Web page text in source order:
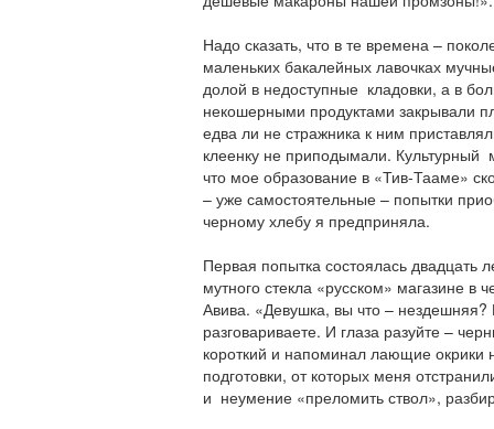
Надо сказать, что в те времена –
маленьких бакалейных лавочках
долой в недоступные кладовки, а в
некошерными продуктами закрывали
едва ли не стражника к ним
клеенку не приподымали.
что мое образование в «Тив-Тааме»
– уже самостоятельные – попытки
черному хлебу я предприняла.
Первая попытка состоялась двадцать
мутного стекла «русском» магазине в
Авива. «Девушка, вы что –
разговариваете. И глаза разуйте –
короткий и напоминал лающие окрики
подготовки, от которых меня
и неумение «преломить ствол»,